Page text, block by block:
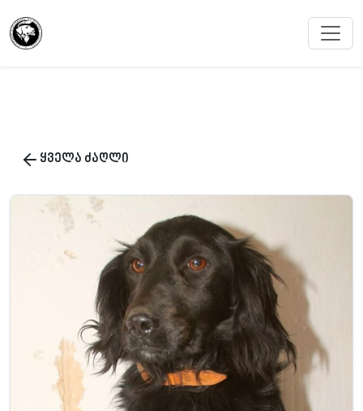
ყველა ძაღლი